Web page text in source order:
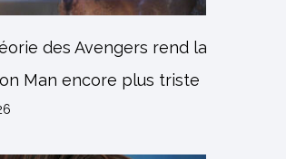
des Avengers rend la
Man encore plus triste